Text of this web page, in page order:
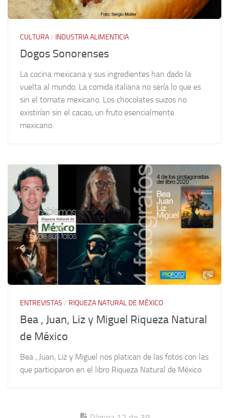
CULTURA/ INDUSTRIA ALIMENTICIA
Dogos Sonorenses
La cocina mexicana y sus ingredientes han dado la
vuelta al mundo. La comida italiana no sería lo que es
sin el tomate mexicano. Los chocolates suizos no
existirían sin el cacao, un fruto esencialmente
mexicano.
ENTREVISTAS / RIQUEZA NATURAL DE MÉXICO
Bea , Juan, Liz y Miguel Riqueza Natural
de México
Bea , Juan, Liz y Miguel nos platican de las fotos con las
que participaron en el libro Riqueza Natural de México